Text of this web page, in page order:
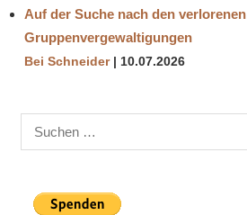
Auf der Suche nach den verlorenen
Gruppenvergewaltigungen
Bei Schneider 10.07.2026
Suchen
nach: